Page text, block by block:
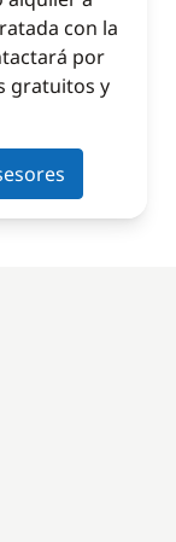
con la
por
gratuitos y